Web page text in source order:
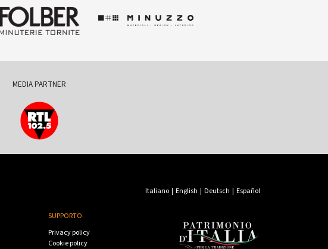
MEDIA PARTNER
Italiano | English | Deutsch | Español
SUPPORTO
Privacy policy
Cookie policy